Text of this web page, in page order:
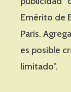
Emérito de
Paris.
es posible
limitado”.